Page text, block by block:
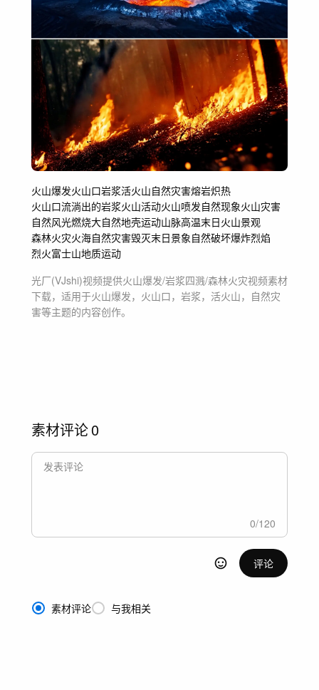
火山爆发火山口岩浆活火山自然灾害熔岩炽热
火山口流淌出的岩浆火山活动火山喷发自然现象火山灾害
自然风光燃烧大自然地壳运动山脉高温末日火山景观
森林火灾火海自然灾害毁灭末日景象 自然破坏爆炸烈焰
烈火富士山地质运动
光厂(VJshi)视频提供火山爆发/岩浆四溅/森林火灾视频素材
下载，适用于火山爆发，火山口，岩浆，活火山，自然灾
害等主题的内容创作。
素材评论0
0/120
评论
素材评论 与我相关